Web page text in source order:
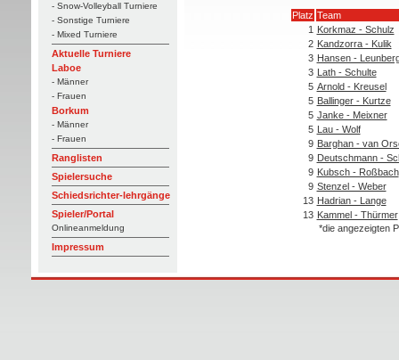
- Snow-Volleyball Turniere
- Sonstige Turniere
- Mixed Turniere
Aktuelle Turniere
Laboe
- Männer
- Frauen
Borkum
- Männer
- Frauen
Ranglisten
Spielersuche
Schiedsrichter-lehrgänge
Spieler/Portal
Onlineanmeldung
Impressum
Platz Team
1 Korkmaz - Schulz
2 Kandzorra - Kulik
3 Hansen -
3 Lath - Schulte
5 Arnold - Kreusel
5 Ballinger - Kurtze
5 Janke - Meixner
5 Lau - Wolf
9 Barghan - van
9 Deutschmann -
9 Kubsch - Roßbach
9 Stenzel - Weber
13 Hadrian - Lange
13 Kammel - Thürmer
*die angezeigten